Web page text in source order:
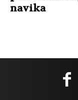
navika